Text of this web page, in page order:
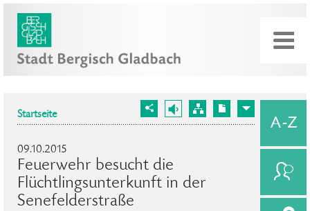
Startseite
09.10.2015
Feuerwehr besucht die
Flüchtlingsunterkunft in der
Senefelderstraße